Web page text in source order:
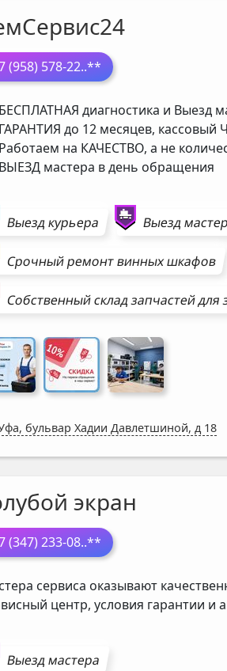
(958) 578-22..**
диагностика и Выезд
до 12 месяцев, кассовый
на КАЧЕСТВО, а не
мастера в день обращения
Выезд курьера Выезд
Срочный ремонтвинных шкафов
Собственный склад запчастей для
бульвар Хадии Давлетшиной, д 18
экран
(347) 233-08..**
сервиса оказывают
центр, условия гарантии
Выезд мастера